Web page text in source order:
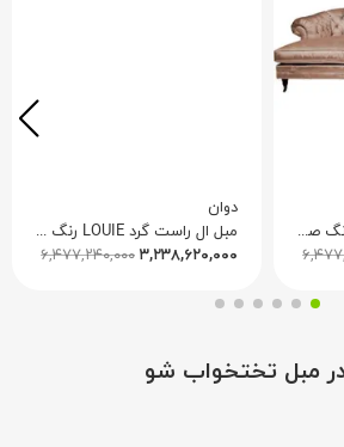
مبل ال چپ گرد LOUIE رنگ صورتی 640638
دوان
مبل ال راست گرد LOUIE رنگ صورتی 640645
۶,۴۷۷,۲۴۰,۰۰۰ ۳,۲۳۸,۶۲۰,۰۰۰
مبل تختخواب شو